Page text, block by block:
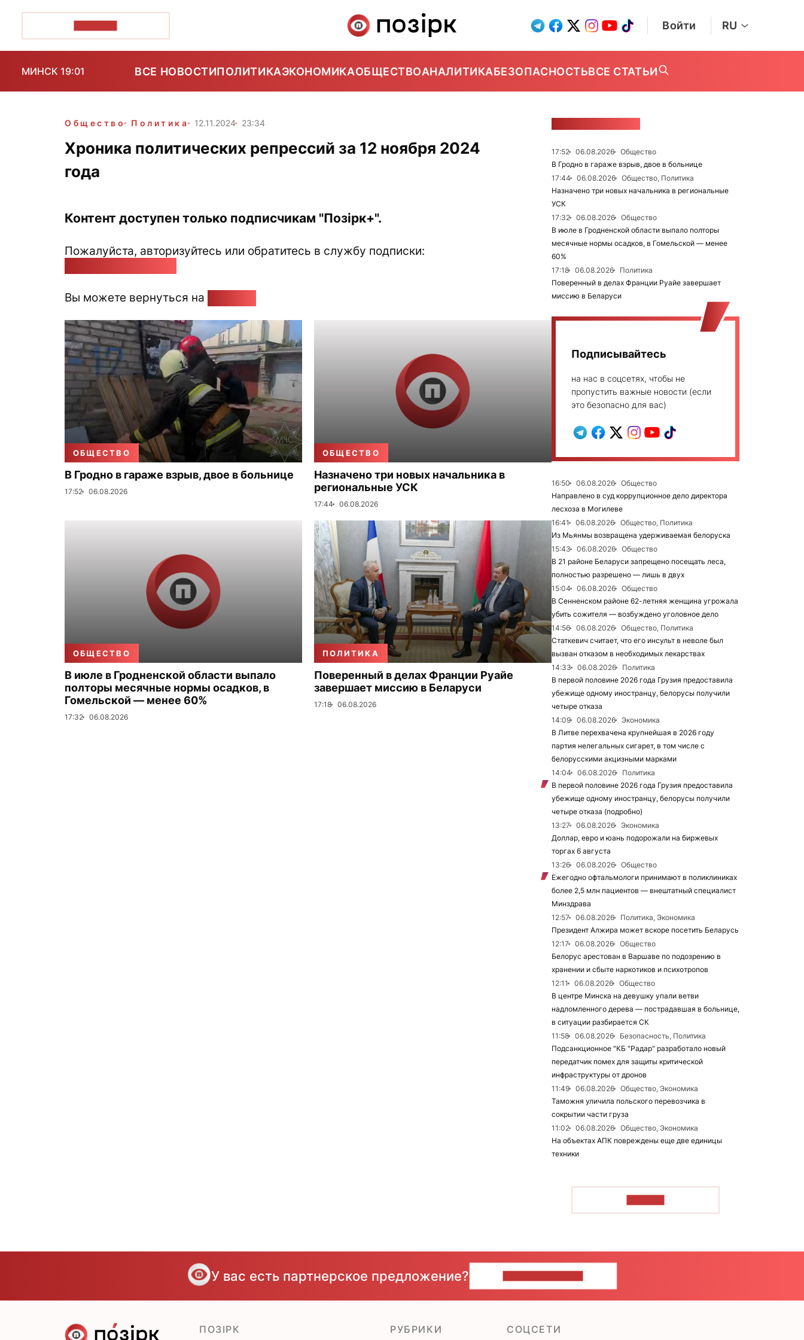
Войти RU
МИНСК 19:01 ВСЕ НОВОСТИПОЛИТИКАЭКОНОМИКАОБЩЕСТВОАНАЛИТИКАБЕЗОПАСНОСТЬВСЕ СТАТЬИ
Общество Политика 12.11.2024 23:34
Хроника политических репрессий за 12 ноября 2024
года
Контент доступен только подписчикам "Позірк+".
Пожалуйста, авторизуйтесь или обратитесь в службу подписки:
Вы можете вернуться на
ОБЩЕСТВО
В Гродно в гараже взрыв, двое в больнице
17:52 06.08.2026
ОБЩЕСТВО
Назначено три новых начальника в
региональные УСК
17:44 06.08.2026
ОБЩЕСТВО
В июле в Гродненской области выпало
полторы месячные нормы осадков, в
Гомельской — менее 60%
17:32 06.08.2026
ПОЛИТИКА
Поверенный в делах Франции Руайе
завершает миссию в Беларуси
17:18 06.08.2026
17:52 06.08.2026
Общество
В Гродно в гараже взрыв, двое в больнице
17:44
06.08.2026
Общество, Политика
Назначено три новых начальника в региональные
УСК
17:32
06.08.2026
Общество
В июле в Гродненской области выпало полторы
месячные нормы осадков, в Гомельской — менее
60%
17:18
06.08.2026
Политика
Поверенный в делах Франции Руайе завершает
миссию в Беларуси
Подписывайтесь
на нас в соцсетях, чтобы не
пропустить важные новости (если
это безопасно для вас)
16:50 06.08.2026
Общество
Направлено в суд коррупционное дело директора
лесхоза в Могилеве
16:41
06.08.2026
Общество, Политика
Из Мьянмы возвращена удерживаемая белоруска
15:43
06.08.2026
Общество
В 21 районе Беларуси запрещено посещать леса,
полностью разрешено — лишь в двух
15:04
06.08.2026
Общество
В Сенненском районе 62-летняя женщина угрожала
убить сожителя — возбуждено уголовное дело
14:56
06.08.2026
Общество, Политика
Статкевич считает, что его инсульт в неволе был
вызван отказом в необходимых лекарствах
14:33
06.08.2026
Политика
В первой половине 2026 года Грузия предоставила
убежище одному иностранцу, белорусы получили
четыре отказа
14:09
06.08.2026
Экономика
В Литве перехвачена крупнейшая в 2026 году
партия нелегальных сигарет, в том числе с
белорусскими акцизными марками
14:04
06.08.2026
Политика
В первой половине 2026 года Грузия предоставила
убежище одному иностранцу, белорусы получили
четыре отказа (подробно)
13:27
06.08.2026
Экономика
Доллар, евро и юань подорожали на биржевых
торгах 6 августа
13:26
06.08.2026
Общество
Ежегодно офтальмологи принимают в поликлиниках
более 2,5 млн пациентов — внештатный специалист
Минздрава
12:57
06.08.2026
Политика, Экономика
Президент Алжира может вскоре посетить Беларусь
12:17
06.08.2026
Общество
Белорус арестован в Варшаве по подозрению в
хранении и сбыте наркотиков и психотропов
12:11
06.08.2026
Общество
В центре Минска на девушку упали ветви
надломленного дерева — пострадавшая в больнице,
в ситуации разбирается СК
11:58
06.08.2026
Безопасность, Политика
Подсанкционное "КБ "Радар" разработало новый
передатчик помех для защиты критической
инфраструктуры от дронов
11:49
06.08.2026
Общество, Экономика
Таможня уличила польского перевозчика в
сокрытии части груза
11:02
06.08.2026
Общество, Экономика
На объектах АПК повреждены еще две единицы
техники
У вас есть партнерское предложение?
ПОЗІРК РУБРИКИ CОЦСЕТИ